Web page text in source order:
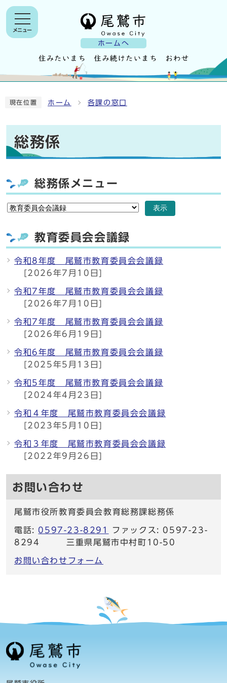
ホームへ
メニュー
現在位置 ホーム 各課の窓口
総務係
総務係メニュー
表示
教育委員会会議録
令和8年度 尾鷲市教育委員会会議録
[2026年7月10日]
令和7年度 尾鷲市教育委員会会議録
[2026年7月10日]
令和7年度 尾鷲市教育委員会会議録
[2026年6月19日]
令和6年度 尾鷲市教育委員会会議録
[2025年5月13日]
令和5年度 尾鷲市教育委員会会議録
[2024年4月23日]
令和４年度 尾鷲市教育委員会会議録
[2023年5月10日]
令和３年度 尾鷲市教育委員会会議録
[2022年9月26日]
お問い合わせ
尾鷲市役所教育委員会教育総務課総務係
電話: 0597-23-8291
ファックス: 0597-23-
8294 三重県尾鷲市中村町10-50
お問い合わせフォーム